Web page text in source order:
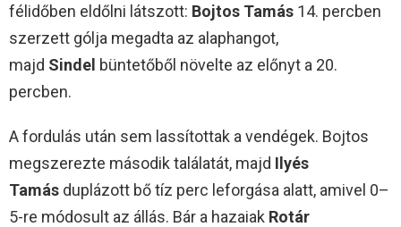
félidőben eldőlni látszott: Bojtos Tamás 14. percben
szerzett gólja megadta az alaphangot,
majd Sindel büntetőből növelte az előnyt a 20.
percben.
A fordulás után sem lassítottak a vendégek. Bojtos
megszerezte második találatát, majd Ilyés
Tamás duplázott bő tíz perc leforgása alatt, amivel 0–
5-re módosult az állás. Bár a hazaiak Rotár